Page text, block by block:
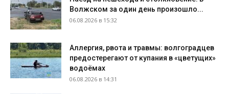
Волжском за один день произошло...
06.08.2026 в 15:32
Аллергия, рвота и травмы: волгоградцев
предостерегают от купания в «цветущих»
водоёмах
06.08.2026 в 14:31